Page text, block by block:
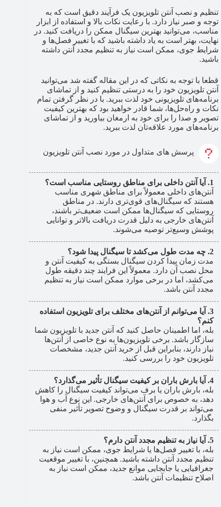
تنظیم و نصب آنتن تلویزیون یک فرآیند دقیق است که به
توجه و صبر نیاز دارد. با رعایت نکات بالا و استفاده از ابزار
مناسب، می‌توانید بهترین سیگنال ممکن را دریافت کنید. در
نهایت، بهتر است به یاد داشته باشید که با تغییر فصل‌ها و
شرایط جوی، ممکن است نیاز به تنظیم مجدد آنتن داشته
باشید.
قطعا با توجه به نکاتی که در این مقاله گفته شد می‌توانید
آنتن تلویزیون خود را به درستی تنظیم کنید و از تماشای
برنامه‌های تلویزیونی خود لذت ببرید. با در نظر گرفتن تمام
نکات و راه‌حل‌ها، شما قادر خواهید بود که بهترین کیفیت
تصویر و صدا را برای خود به ارمغان بیاورید و از تماشای
برنامه‌های مورد علاقه‌تان لذت ببرید.
پرسش های متداول در مورد نصب آنتن تلویزیون
آیا آنتن داخلی برای مناطق روستایی مناسب است؟
آنتن‌های داخلی معمولاً برای مناطق شهری مناسب
هستند که سیگنال‌های قوی‌تری دارند. در مناطق
روستایی که سیگنال‌ها ممکن است ضعیف‌تر باشند،
آنتن‌های خارجی به دلیل قدرت دریافت بالاتر و توانایی
پوشش وسیع‌تر توصیه می‌شوند.
چه مدت طول می‌کشد تا سیگنال پیدا شود؟
مدت زمان پیدا کردن سیگنال بستگی به کیفیت آنتن و
محل نصب آن دارد. معمولاً این فرایند چند دقیقه طول
می‌کشد، اما در برخی موارد ممکن است نیاز به تنظیم
مجدد آنتن باشد.
آیا می‌توانم از آنتن‌های مختلف برای تلویزیون استفاده
کنم؟
بله، اما اطمینان حاصل کنید که آنتن جدید با تلویزیون شما
سازگار باشد. برخی تلویزیون‌ها به نوع خاصی از آنتن‌ها
نیاز دارند، بنابراین قبل از خرید آنتن جدید، مشخصات
تلویزیون خود را بررسی کنید.
آیا بارش باران بر کیفیت سیگنال تأثیر می‌گذارد؟
بله، بارش باران یا برف می‌تواند کیفیت سیگنال را کاهش
دهد، به خصوص برای آنتن‌های خارجی. این نوع آب و هوا
می‌تواند بر قدرت سیگنال و وضوح تصویر تأثیر منفی
بگذارد.
آیا نیاز به تنظیم مجدد آنتن دارم؟
بله، با تغییر فصل‌ها یا شرایط جوی، ممکن است نیاز به
تنظیم مجدد آنتن داشته باشید. همچنین، با تغییر موقعیت
جغرافیایی یا جابجایی موانع جدید، ممکن است نیاز به
اصلاح تنظیمات آنتن باشد.